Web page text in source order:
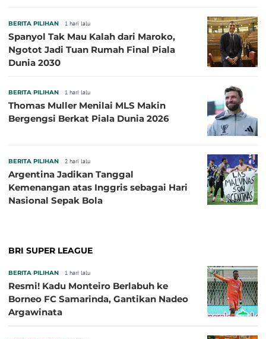
BERITA PILIHAN 1 hari lalu
Spanyol Tak Mau Kalah dari Maroko,
Ngotot Jadi Tuan Rumah Final Piala
Dunia 2030
BERITA PILIHAN 1 hari lalu
Thomas Muller Menilai MLS Makin
Bergengsi Berkat Piala Dunia 2026
BERITA PILIHAN 2 hari lalu
Argentina Jadikan Tanggal
Kemenangan atas Inggris sebagai Hari
Nasional Sepak Bola
BRI SUPER LEAGUE
BERITA PILIHAN 1 hari lalu
Resmi! Kadu Monteiro Berlabuh ke
Borneo FC Samarinda, Gantikan Nadeo
Argawinata